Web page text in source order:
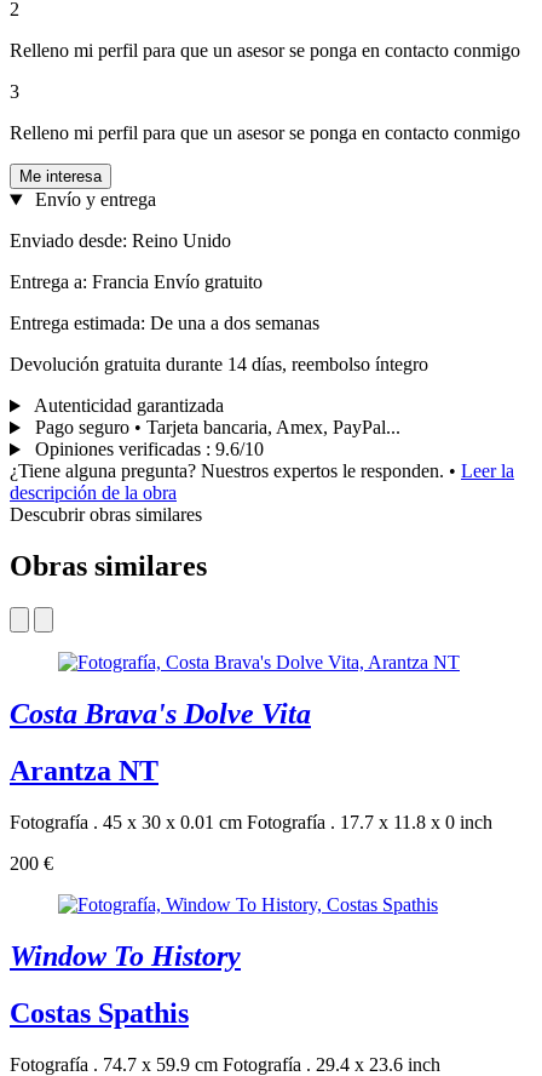
2
Relleno mi perfil para que un asesor se ponga en contacto conmigo
3
Relleno mi perfil para que un asesor se ponga en contacto conmigo
Me interesa
Envío y entrega
Enviado desde: Reino Unido
Entrega a: Francia Envío gratuito
Entrega estimada: De una a dos semanas
Devolución gratuita durante 14 días, reembolso íntegro
Autenticidad garantizada
Pago seguro • Tarjeta bancaria, Amex, PayPal...
Opiniones verificadas : 9.6/10
¿Tiene alguna pregunta? Nuestros expertos le responden. • Leer la
descripción de la obra
Descubrir obras similares
Obras similares
Costa Brava's Dolve Vita
Arantza NT
Fotografía . 45 x 30 x 0.01 cm Fotografía . 17.7 x 11.8 x 0 inch
200 €
Window To History
Costas Spathis
Fotografía . 74.7 x 59.9 cm Fotografía . 29.4 x 23.6 inch